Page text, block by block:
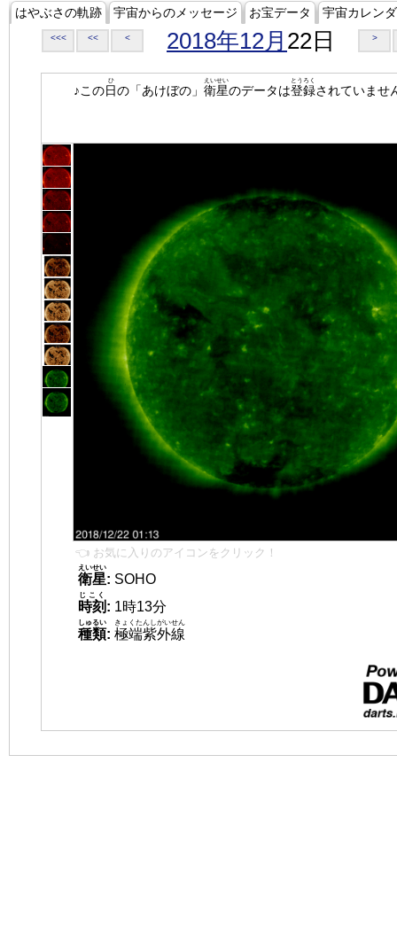
はやぶさの軌跡 宇宙からのメッセージ お宝データ 宇宙カレン
<<< << < 2018年12月 22日 >
♪この日
ひ
の「あけぼの」 衛星
えいせい
のデータは登録
とうろく
されていませ
👈 お気に入りのアイコンをクリック！
衛星
えいせい
: SOHO
時刻
じこく
: 1時13分
種類
しゅるい
: 極端紫外線
きょくたんしがいせん